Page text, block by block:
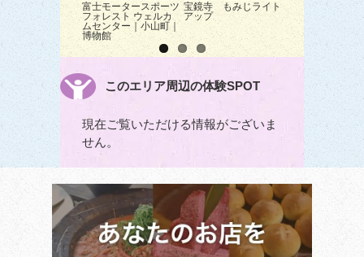
富士モータースポーツ
フォレスト ウェルカ
ムセンター｜小山町｜
博物館
宝鏡寺 もみじライト
アップ
嶽之下宮 ライ
プ
このエリア周辺の体験SPOT
現在ご覧いただける情報がございま
せん。